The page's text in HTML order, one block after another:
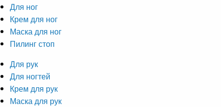
Для ног
Крем для ног
Маска для ног
Пилинг стоп
Для рук
Для ногтей
Крем для рук
Маска для рук